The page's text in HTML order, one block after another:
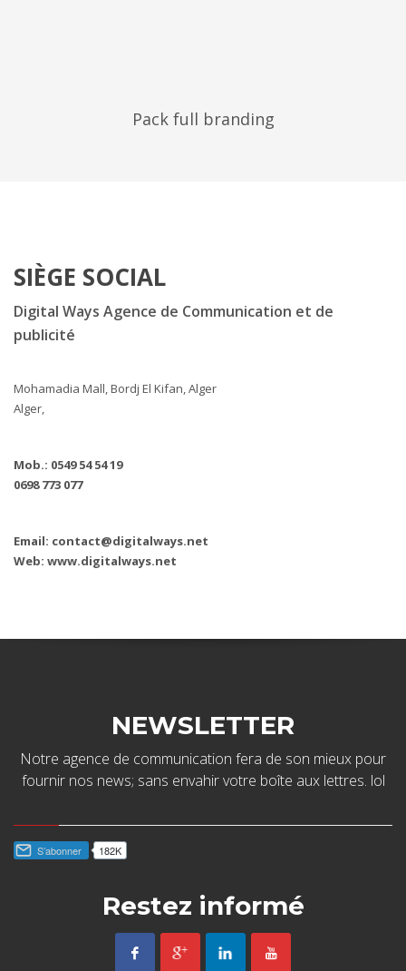
Pack full branding
SIÈGE SOCIAL
Digital Ways Agence de Communication et de
publicité
Mohamadia Mall, Bordj El Kifan, Alger
Alger,
Mob.: 0549 54 54 19
0698 773 077
Email: contact@digitalways.net
Web: www.digitalways.net
NEWSLETTER
Notre agence de communication fera de son mieux pour
fournir nos news; sans envahir votre boîte aux lettres. lol
Restez informé